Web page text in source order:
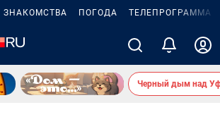
ЗНАКОМСТВА ПОГОДА ТЕЛЕПРОГРАММА
Черный дым над